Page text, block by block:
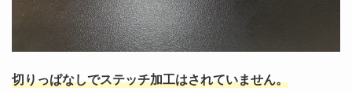
切りっぱなしでステッチ加工はされていません。